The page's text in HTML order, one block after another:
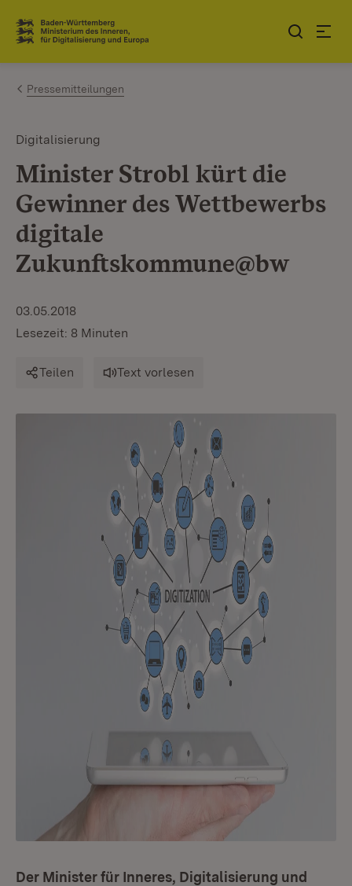
Zum Inhalt springen
Link zur Startseite
Pressemitteilungen
Digitalisierung
Minister Strobl kürt die
Gewinner des Wettbewerbs
digitale
Zukunftskommune@bw
03.05.2018
Lesezeit: 8 Minuten
Teilen Text vorlesen
Der Minister für Inneres, Digitalisierung und